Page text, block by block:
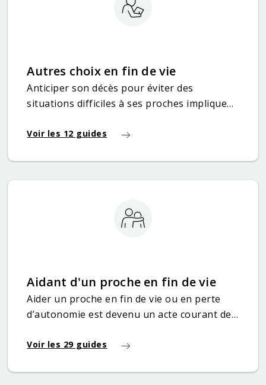
Autres choix en fin de vie
Anticiper son décès pour éviter des
situations difficiles à ses proches implique
choix peuvent concerner tant les directives
l’organisation des funérailles.
Voir les 12 guides
Aidant d'un proche en fin de vie
Aider un proche en fin de vie ou en perte
d’autonomie est devenu un acte courant de
Voir les 29 guides